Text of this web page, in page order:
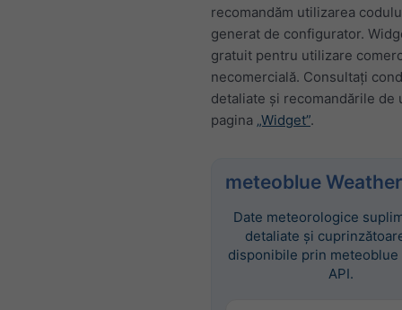
recomandăm utilizarea
generat de configurator.
gratuit pentru utilizare
necomercială. Consultați
detaliate și recomandările de
pagina „Widget”.
meteoblue
Date meteorologice
detaliate și
disponibile prin meteoblue
API.